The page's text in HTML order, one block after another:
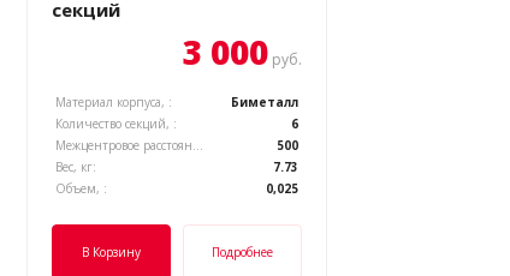
секций
3 000 руб.
Материал корпуса, :
Биметалл
Количество секций, :
6
Межцентровое расстояние, :
500
Вес, кг:
7.73
Объем, :
0,025
В Корзину Подробнее